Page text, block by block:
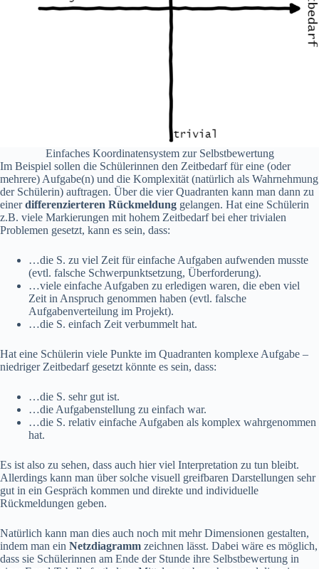
Einfaches Koordinatensystem zur Selbstbewertung
Im Beispiel sollen die Schülerinnen den Zeitbedarf für eine (oder
mehrere) Aufgabe(n) und die Komplexität (natürlich als Wahrnehmung
der Schülerin) auftragen. Über die vier Quadranten kann man dann zu
einerdifferenzierteren Rückmeldung gelangen. Hat eine Schülerin
z.B. viele Markierungen mit hohem Zeitbedarf bei eher trivialen
Problemen gesetzt, kann es sein, dass:
…die S. zu viel Zeit für einfache Aufgaben aufwenden musste
(evtl. falsche Schwerpunktsetzung, Überforderung).
…viele einfache Aufgaben zu erledigen waren, die eben viel
Zeit in Anspruch genommen haben (evtl. falsche
Aufgabenverteilung im Projekt).
…die S. einfach Zeit verbummelt hat.
Hat eine Schülerin viele Punkte im Quadranten komplexe Aufgabe –
niedriger Zeitbedarf gesetzt könnte es sein, dass:
…die S. sehr gut ist.
…die Aufgabenstellung zu einfach war.
…die S. relativ einfache Aufgaben als komplex wahrgenommen
hat.
Es ist also zu sehen, dass auch hier viel Interpretation zu tun bleibt.
Allerdings kann man über solche visuell greifbaren Darstellungen sehr
gut in ein Gespräch kommen und direkte und individuelle
Rückmeldungen geben.
Natürlich kann man dies auch noch mit mehr Dimensionen gestalten,
indem man ein Netzdiagramm zeichnen lässt. Dabei wäre es möglich,
dass sie Schülerinnen am Ende der Stunde ihre Selbstbewertung in